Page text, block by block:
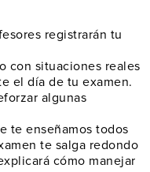
registrarán tu
con situaciones reales
el día de tu examen.
algunas
te enseñamos todos
te salga redondo
cómo manejar